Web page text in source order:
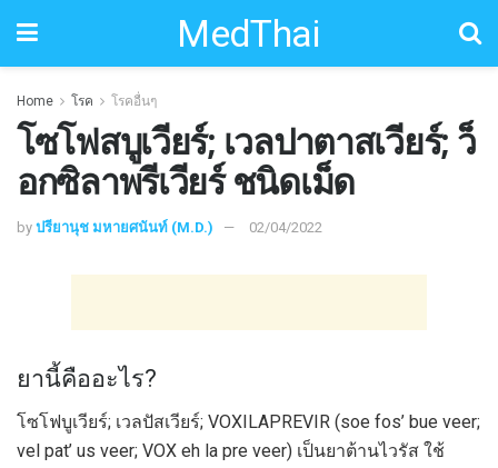
MedThai
Home โรค โรคอื่นๆ
โซโฟสบูเวียร์; เวลปาตาสเวียร์; ว็
อกซิลาพรีเวียร์ ชนิดเม็ด
by ปรียานุช มหายศนันท์ (M.D.) 02/04/2022
ยานี้คืออะไร?
โซโฟบูเวียร์; เวลปัสเวียร์; VOXILAPREVIR (soe fos’ bue veer;
vel pat’ us veer; VOX eh la pre veer) เป็นยาต้านไวรัส ใช้